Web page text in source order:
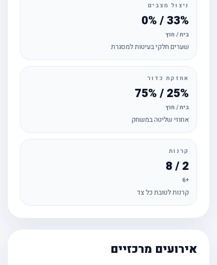
ניצול מצבים
33% / 0%
בית / חוץ
שערים חלקי בעיטות למסגרת
אחזקת כדור
25% / 75%
בית / חוץ
אחוזי שליטה במשחק
קרנות
קרנות לטובת כל צד
אירועים מרכזיים